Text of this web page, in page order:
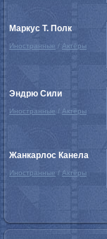
Маркус Т. Полк
Иностранные / Актёры
Эндрю Сили
Иностранные / Актёры
Жанкарлос Канела
Иностранные / Актёры